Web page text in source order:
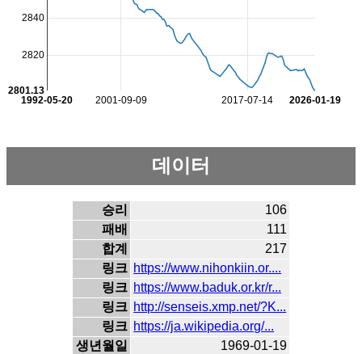
2001-09-09 2017-07-14
1992-05-20 2026-01-19
2820
2840
2801.13
데이터
승리
106
패배
111
합계
217
링크 https://www.nihonkiin.or....
링크 https://www.baduk.or.kr/r...
링크 http://senseis.xmp.net/?K...
링크 https://ja.wikipedia.org/...
생년월일
1969-01-19